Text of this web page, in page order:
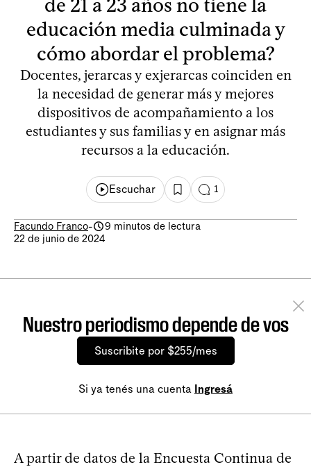
educación media culminada y
cómo abordar el problema?
Docentes, jerarcas y exjerarcas coinciden en
la necesidad de generar más y mejores
dispositivos de acompañamiento a los
estudiantes y sus familias y en asignar más
recursos a la educación.
Escuchar 1
Facundo Franco-
9 minutos de lectura
22 de junio de 2024
Nuestro periodismo depende de vos
Suscribite por $255/mes
Si ya tenés una cuenta Ingresá
A partir de datos de la Encuesta Continua de